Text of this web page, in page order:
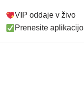
VIP oddaje v živo
Prenesite aplikacijo